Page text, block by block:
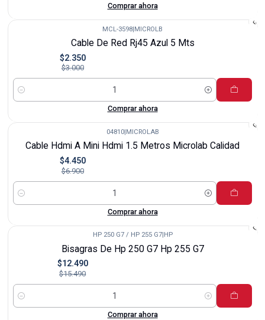
Comprar ahora
MCL-3598|MICROLB
Cable De Red Rj45 Azul 5 Mts
$2.350
$3.000
Cantidad
Comprar ahora
04810|MICROLAB
Cable Hdmi A Mini Hdmi 1.5 Metros Microlab Calidad
$4.450
$6.900
Cantidad
Comprar ahora
HP 250 G7 / HP 255 G7| HP
Bisagras De Hp 250 G7 Hp 255 G7
$12.490
$15.490
Cantidad
Comprar ahora